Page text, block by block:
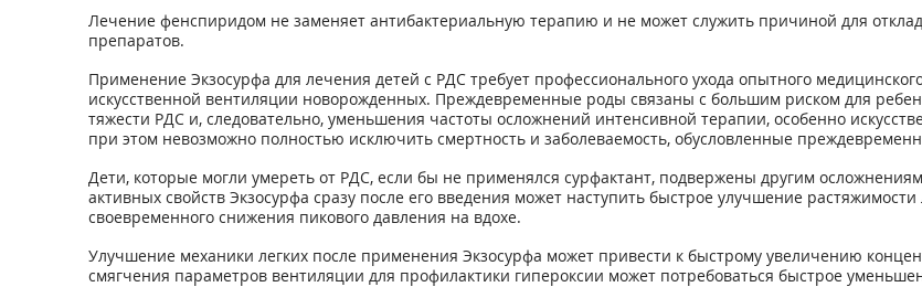
Лечение фенспиридом не заменяет антибактериальную терапию и не может служить причиной для
препаратов.
Применение Экзосурфа для лечения детей с РДС требует профессионального ухода опытного
искусственной вентиляции новорожденных. Преждевременные роды связаны с большим риском для
тяжести РДС и, следовательно, уменьшения частоты осложнений интенсивной терапии, особенно
при этом невозможно полностью исключить смертность и заболеваемость, обусловленные
Дети, которые могли умереть от РДС, если бы не применялся сурфактант, подвержены другим
активных свойств Экзосурфа сразу после его введения может наступить быстрое улучшение
своевременного снижения пикового давления на вдохе.
Улучшение механики легких после применения Экзосурфа может привести к быстрому увеличению
смягчения параметров вентиляции для профилактики гипероксии может потребоваться быстрое